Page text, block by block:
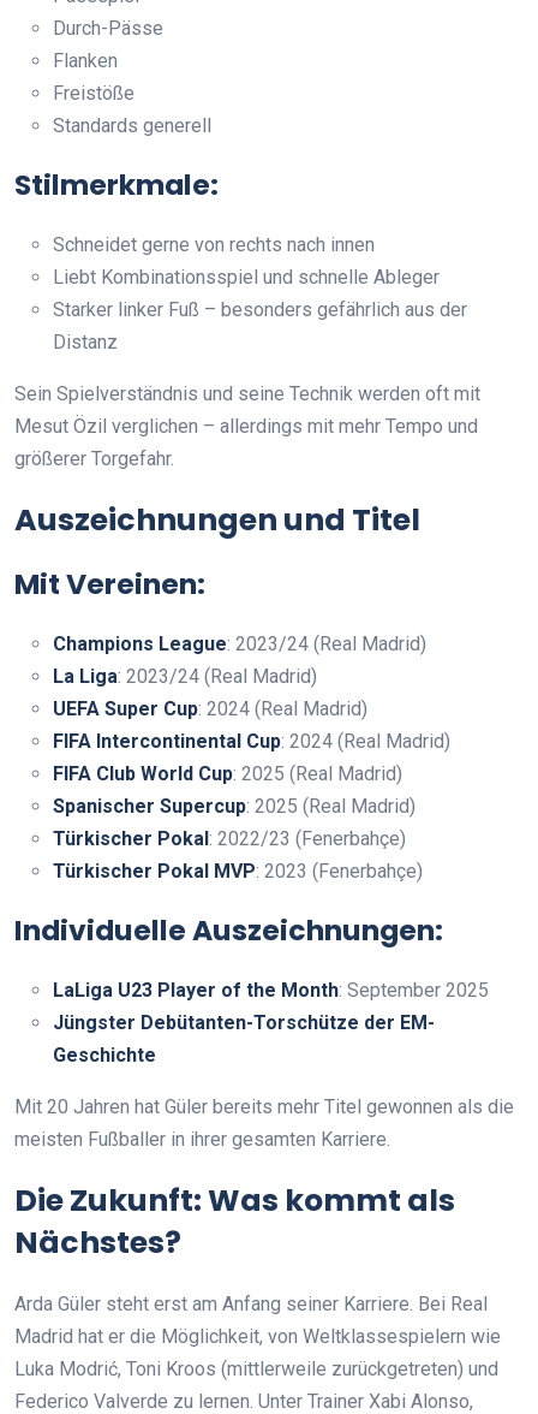
Durch-Pässe
Flanken
Freistöße
Standards generell
Stilmerkmale:
Schneidet gerne von rechts nach innen
Liebt Kombinationsspiel und schnelle Ableger
Starker linker Fuß – besonders gefährlich aus der
Distanz
Sein Spielverständnis und seine Technik werden oft mit
Mesut Özil verglichen – allerdings mit mehr Tempo und
größerer Torgefahr.
Auszeichnungen und Titel
Mit Vereinen:
Champions League: 2023/24 (Real Madrid)
La Liga: 2023/24 (Real Madrid)
UEFA Super Cup: 2024 (Real Madrid)
FIFA Intercontinental Cup: 2024 (Real Madrid)
FIFA Club World Cup: 2025 (Real Madrid)
Spanischer Supercup: 2025 (Real Madrid)
Türkischer Pokal: 2022/23 (Fenerbahçe)
Türkischer Pokal MVP: 2023 (Fenerbahçe)
Individuelle Auszeichnungen:
LaLiga U23 Player of the Month: September 2025
Jüngster Debütanten-Torschütze der EM-
Geschichte
Mit 20 Jahren hat Güler bereits mehr Titel gewonnen als die
meisten Fußballer in ihrer gesamten Karriere.
Die Zukunft: Was kommt als
Nächstes?
Arda Güler steht erst am Anfang seiner Karriere. Bei Real
Madrid hat er die Möglichkeit, von Weltklassespielern wie
Luka Modrić, Toni Kroos (mittlerweile zurückgetreten) und
Federico Valverde zu lernen. Unter Trainer Xabi Alonso,